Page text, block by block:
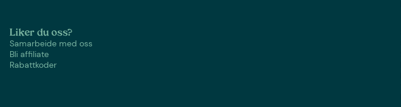
Liker du oss?
Samarbeide med oss
Bli affiliate
Rabattkoder